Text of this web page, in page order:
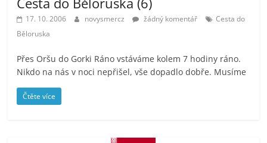
17. 10. 2006 novysmercz žádný komentář
Cesta do
Běloruska
Přes Oršu do Gorki Ráno vstáváme kolem 7 hodiny ráno.
Nikdo na nás v noci nepřišel, vše dopadlo dobře. Musíme
Čtěte více